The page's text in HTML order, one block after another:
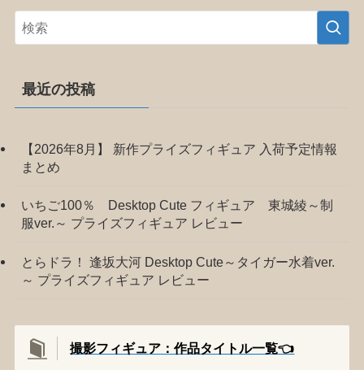
最近の投稿
【2026年8月】 新作プライズフィギュア 入荷予定情報
まとめ
いちご100％ Desktop Cute フィギュア 東城綾～制
服ver.～ プライズフィギュア レビュー
とらドラ！ 逢坂大河 Desktop Cute～タイガー水着ver.
～ プライズフィギュア レビュー
撮影フィギュア：作品タイトル一覧👈️